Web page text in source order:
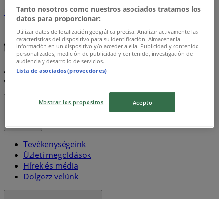
1
Xxl
Electrolux
A Tiendeo a Shopfully része - ez a technológiai vállalat
világszerte újragondolja a helyi vásárlást.
Tevékenységeink
Üzleti megoldások
Hírek és média
Dolgozz velünk
Tanto nosotros como nuestros asociados tratamos los
datos para proporcionar:
Utilizar datos de localización geográfica precisa. Analizar activamente las
características del dispositivo para su identificación. Almacenar la
información en un dispositivo y/o acceder a ella. Publicidad y contenido
personalizados, medición de publicidad y contenido, investigación de
audiencia y desarrollo de servicios.
Lista de asociados (proveedores)
Mostrar los propósitos Acepto